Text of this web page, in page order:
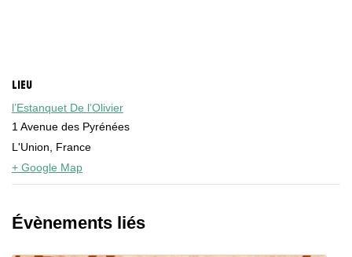
LIEU
l’Estanquet De l’Olivier
1 Avenue des Pyrénées
L'Union, France
+ Google Map
Évènements liés